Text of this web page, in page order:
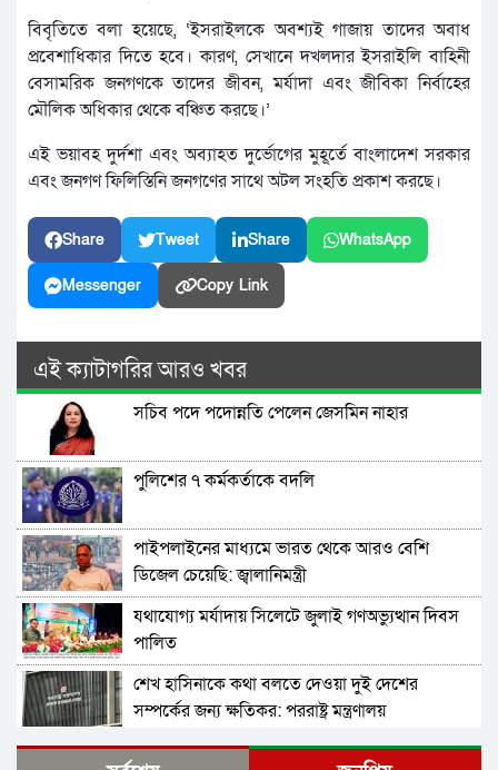
বিবৃতিতে বলা হয়েছে, ‘ইসরাইলকে অবশ্যই গাজায় তাদের অবাধ
প্রবেশাধিকার দিতে হবে। কারণ, সেখানে দখলদার ইসরাইলি বাহিনী
বেসামরিক জনগণকে তাদের জীবন, মর্যাদা এবং জীবিকা নির্বাহের
মৌলিক অধিকার থেকে বঞ্চিত করছে।’
এই ভয়াবহ দুর্দশা এবং অব্যাহত দুর্ভোগের মুহূর্তে বাংলাদেশ সরকার
এবং জনগণ ফিলিস্তিনি জনগণের সাথে অটল সংহতি প্রকাশ করছে।
Share Tweet Share WhatsApp
Messenger Copy Link
এই ক্যাটাগরির আরও খবর
সচিব পদে পদোন্নতি পেলেন জেসমিন নাহার
পুলিশের ৭ কর্মকর্তাকে বদলি
পাইপলাইনের মাধ্যমে ভারত থেকে আরও বেশি
ডিজেল চেয়েছি: জ্বালানিমন্ত্রী
যথাযোগ্য মর্যাদায় সিলেটে জুলাই গণঅভ্যুত্থান দিবস
পালিত
শেখ হাসিনাকে কথা বলতে দেওয়া দুই দেশের
সম্পর্কের জন্য ক্ষতিকর: পররাষ্ট্র মন্ত্রণালয়
ভিডিও ডকুমেন্টারি প্রদর্শনের পর ‘ভুয়া’ স্লোগান, জুলাই